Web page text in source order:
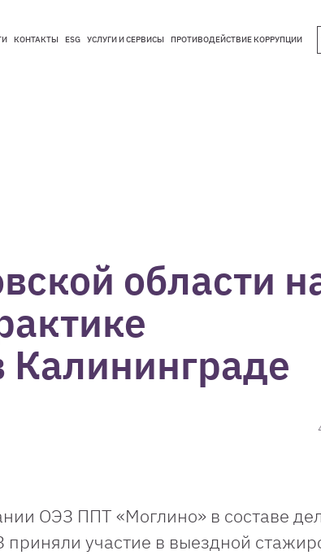
КОНТАКТЫ ESG УСЛУГИ И СЕРВИСЫ ПРОТИВОДЕЙСТВИЕ КОРРУПЦИИ
области
Калининграде
ОЭЗ ППТ «Моглино» в составе
участие в выездной